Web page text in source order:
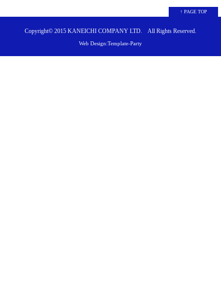
↑ PAGE TOP
Copyright© 2015 KANEICHI COMPANY LTD. All Rights Reserved.
Web Design:Template-Party